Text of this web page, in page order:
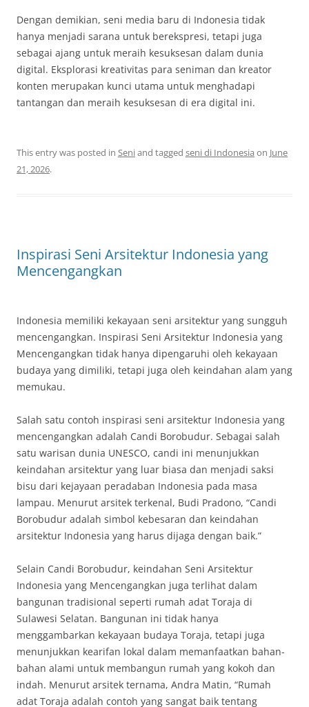
Dengan demikian, seni media baru di Indonesia tidak
hanya menjadi sarana untuk berekspresi, tetapi juga
sebagai ajang untuk meraih kesuksesan dalam dunia
digital. Eksplorasi kreativitas para seniman dan kreator
konten merupakan kunci utama untuk menghadapi
tantangan dan meraih kesuksesan di era digital ini.
This entry was posted in Seniand tagged seni di Indonesia on June
21, 2026.
Inspirasi Seni Arsitektur Indonesia yang
Mencengangkan
Indonesia memiliki kekayaan seni arsitektur yang sungguh
mencengangkan. Inspirasi Seni Arsitektur Indonesia yang
Mencengangkan tidak hanya dipengaruhi oleh kekayaan
budaya yang dimiliki, tetapi juga oleh keindahan alam yang
memukau.
Salah satu contoh inspirasi seni arsitektur Indonesia yang
mencengangkan adalah Candi Borobudur. Sebagai salah
satu warisan dunia UNESCO, candi ini menunjukkan
keindahan arsitektur yang luar biasa dan menjadi saksi
bisu dari kejayaan peradaban Indonesia pada masa
lampau. Menurut arsitek terkenal, Budi Pradono, “Candi
Borobudur adalah simbol kebesaran dan keindahan
arsitektur Indonesia yang harus dijaga dengan baik.”
Selain Candi Borobudur, keindahan Seni Arsitektur
Indonesia yang Mencengangkan juga terlihat dalam
bangunan tradisional seperti rumah adat Toraja di
Sulawesi Selatan. Bangunan ini tidak hanya
menggambarkan kekayaan budaya Toraja, tetapi juga
menunjukkan kearifan lokal dalam memanfaatkan bahan-
bahan alami untuk membangun rumah yang kokoh dan
indah. Menurut arsitek ternama, Andra Matin, “Rumah
adat Toraja adalah contoh yang sangat baik tentang